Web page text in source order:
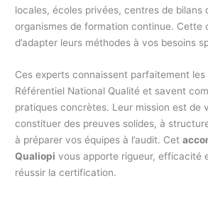
locales, écoles privées, centres de bilans
organismes de formation continue. Cette
d’adapter leurs méthodes à vos besoins
Ces experts connaissent parfaitement les
Référentiel National Qualité et savent
pratiques concrètes. Leur mission est de
constituer des preuves solides, à
à préparer vos équipes à l’audit. Cet
Qualiopi vous apporte rigueur, efficacité
réussir la certification.